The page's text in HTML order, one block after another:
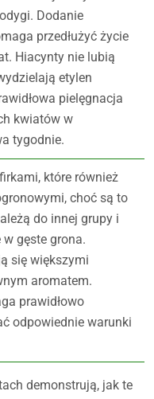
Dodanie
przedłużyć życie
Hiacynty nie lubią
etylen
pielęgnacja
kwiatów w
tygodnie.
które również
choć są to
do innej grupy i
gęste grona.
się większymi
aromatem.
prawidłowo
odpowiednie warunki
demonstrują, jak te